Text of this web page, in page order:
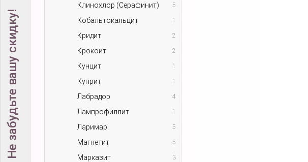
Клинохлор (Серафинит) 5
Кобальтокальцит 1
Кридит 2
Крокоит 2
Кунцит 1
Куприт 1
Лабрадор 4
Лампрофиллит 1
Ларимар 5
Магнетит 5
Марказит 3
Не забудьте вашу скидку!